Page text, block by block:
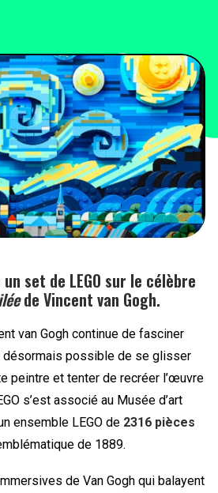
PLANS
KULTT
set de LEGO sur le célèbre
de Vincent van Gogh.
van Gogh continue de fasciner
désormais possible de se glisser
peintre et tenter de recréer l’œuvre
s’est associé au Musée d’art
ensemble LEGO de 2316 pièces
de 1889.
de Van Gogh qui balayent